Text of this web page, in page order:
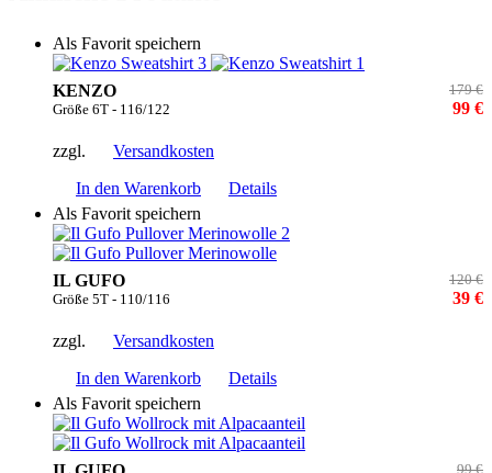
Als Favorit speichern
KENZO
Größe 6T - 116/122
179 €
99 €
zzgl.
Versandkosten
In den Warenkorb
Details
Als Favorit speichern
IL GUFO
Größe 5T - 110/116
120 €
39 €
zzgl.
Versandkosten
In den Warenkorb
Details
Als Favorit speichern
99 €